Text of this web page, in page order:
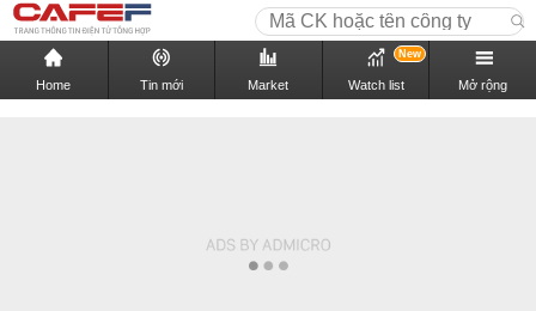
Home Tin mới Market Watch list
New
Mở rộng